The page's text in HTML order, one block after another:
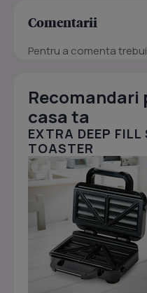
Comentarii
Pentru a comenta
Recomandari
casa ta
EXTRA DEEP
TOASTER